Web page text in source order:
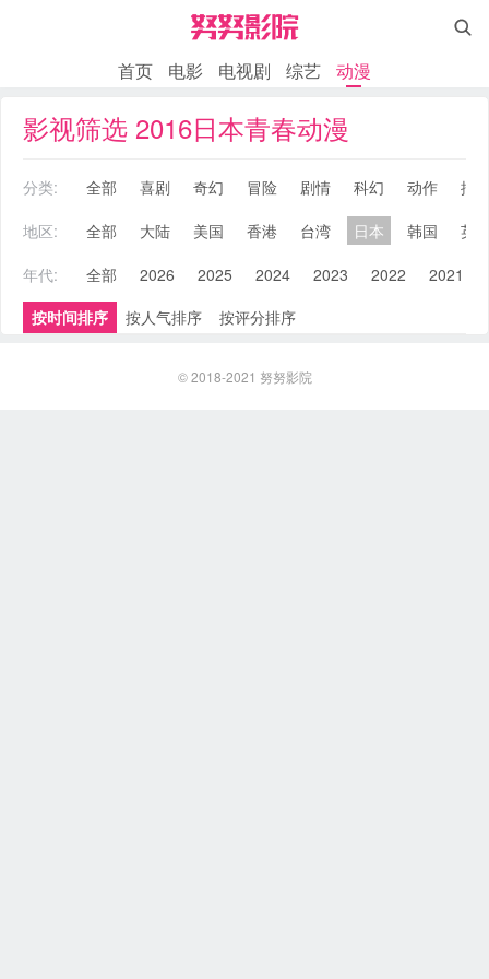

首页 电影 电视剧 综艺 动漫
影视筛选 2016日本青春动漫
分类: 全部 喜剧 奇幻 冒险 剧情 科幻 动作
搞
地区:
全部 大陆 美国 香港 台湾 日本 韩国
英
年代:
全部 2026 2025 2024 2023 2022 2021
按时间排序
按人气排序 按评分排序
© 2018-2021 努努影院